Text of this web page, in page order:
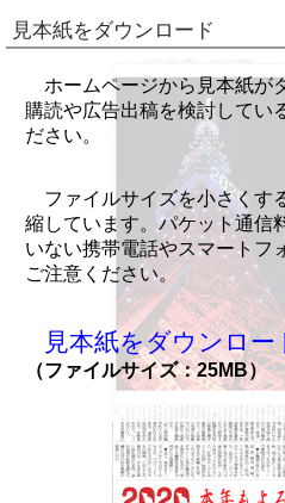
見本紙をダウンロード
ホームページから見本紙が
購読や広告出稿を検討してい
ださい。
ファイルサイズを小さくす
縮しています。パケット通信
いない携帯電話やスマートフ
ご注意ください。
見本紙をダウンロー
（ファイルサイズ：25MB）